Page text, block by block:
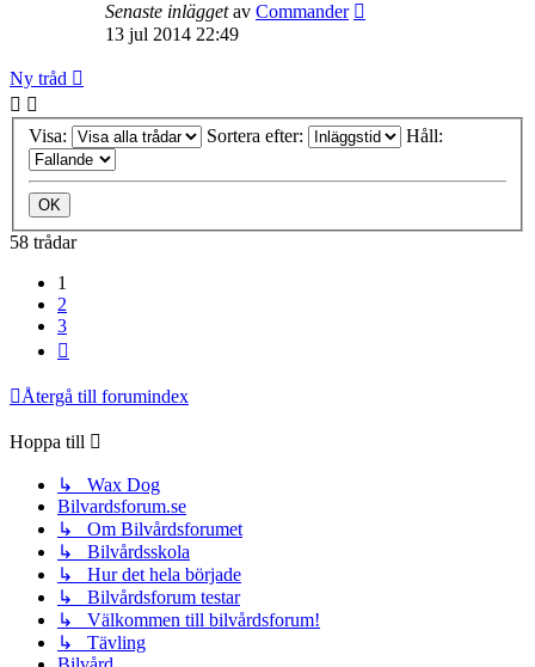
Senaste inläggetav Commander
13 jul 2014 22:49
Ny tråd
Visa: Sortera efter: Håll:
58 trådar
1
2
3
Återgå till forumindex
Hoppa till
↳ Wax Dog
Bilvardsforum.se
↳ Om Bilvårdsforumet
↳ Bilvårdsskola
↳ Hur det hela började
↳ Bilvårdsforum testar
↳ Välkommen till bilvårdsforum!
↳ Tävling